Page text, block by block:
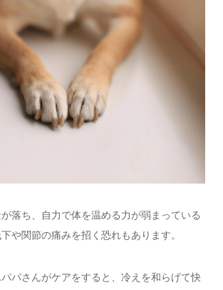
落ち、自力で体を温める力が弱まっている
や関節の痛みを招く恐れもあります。
パさんがケアをすると、冷えを和らげて快